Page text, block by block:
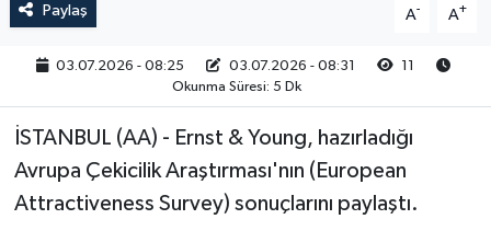
Paylaş A- A+
03.07.2026 - 08:25 03.07.2026 - 08:31
11
Okunma Süresi: 5 Dk
İSTANBUL (AA) - Ernst & Young, hazırladığı
Avrupa Çekicilik Araştırması'nın (European
Attractiveness Survey) sonuçlarını paylaştı.